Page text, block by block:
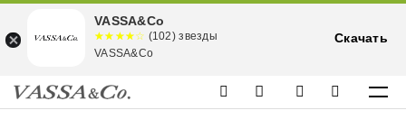
VASSA&Co
☆☆☆☆☆
★★★★
★
(102) звезды
VASSA&Co
Скачать